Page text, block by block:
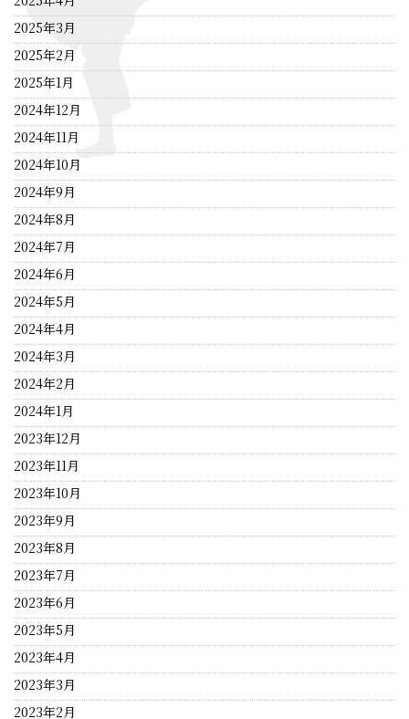
2025年3月
2025年2月
2025年1月
2024年12月
2024年11月
2024年10月
2024年9月
2024年8月
2024年7月
2024年6月
2024年5月
2024年4月
2024年3月
2024年2月
2024年1月
2023年12月
2023年11月
2023年10月
2023年9月
2023年8月
2023年7月
2023年6月
2023年5月
2023年4月
2023年3月
2023年2月